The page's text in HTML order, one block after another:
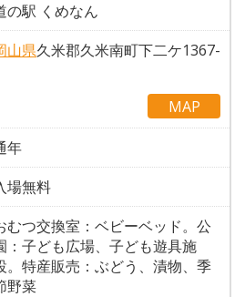
の駅 くめなん
山県久米郡久米南町下二ケ1367-
MAP
年
場無料
むつ交換室：ベビーベッド。公
：子ども広場、子ども遊具施
。特産販売：ぶどう、漬物、季
野菜